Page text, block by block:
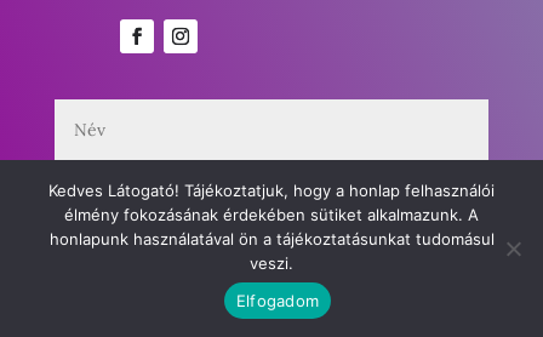
Kedves Látogató! Tájékoztatjuk, hogy a honlap felhasználói
élmény fokozásának érdekében sütiket alkalmazunk. A
honlapunk használatával ön a tájékoztatásunkat tudomásul
veszi.
Elfogadom